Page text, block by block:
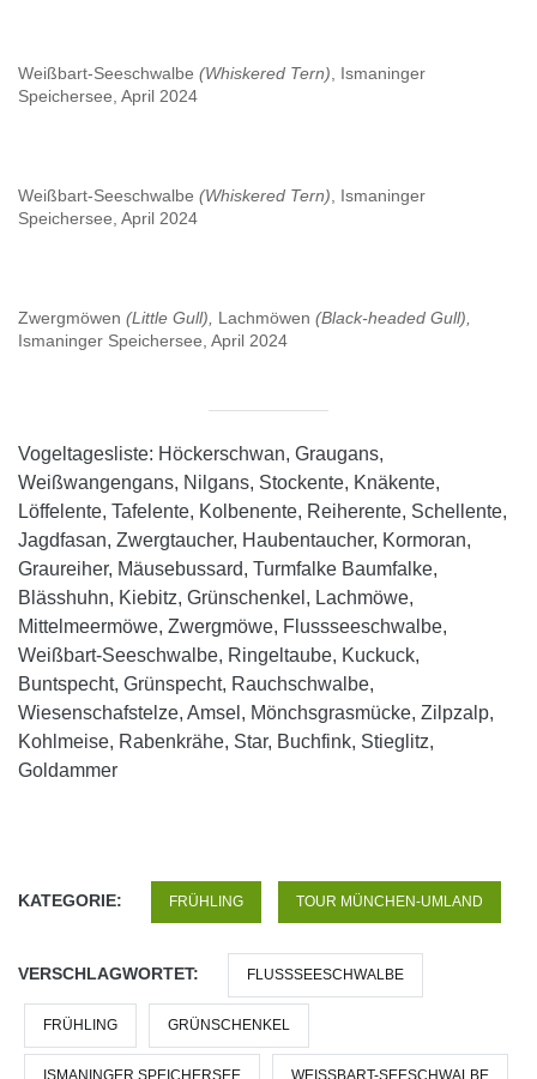
Weißbart-Seeschwalbe (Whiskered Tern) , Ismaninger
Speichersee, April 2024
Weißbart-Seeschwalbe (Whiskered Tern) , Ismaninger
Speichersee, April 2024
Zwergmöwen (Little Gull), Lachmöwen (Black-headed Gull),
Ismaninger Speichersee, April 2024
Vogeltagesliste: Höckerschwan, Graugans,
Weißwangengans, Nilgans, Stockente, Knäkente,
Löffelente, Tafelente, Kolbenente, Reiherente, Schellente,
Jagdfasan, Zwergtaucher, Haubentaucher, Kormoran,
Graureiher, Mäusebussard, Turmfalke Baumfalke,
Blässhuhn, Kiebitz, Grünschenkel, Lachmöwe,
Mittelmeermöwe, Zwergmöwe, Flussseeschwalbe,
Weißbart-Seeschwalbe, Ringeltaube, Kuckuck,
Buntspecht, Grünspecht, Rauchschwalbe,
Wiesenschafstelze, Amsel, Mönchsgrasmücke, Zilpzalp,
Kohlmeise, Rabenkrähe, Star, Buchfink, Stieglitz,
Goldammer
KATEGORIE: FRÜHLING TOUR MÜNCHEN-UMLAND
VERSCHLAGWORTET: FLUSSSEESCHWALBE
FRÜHLING GRÜNSCHENKEL
ISMANINGER SPEICHERSEE WEISSBART-SEESCHWALBE